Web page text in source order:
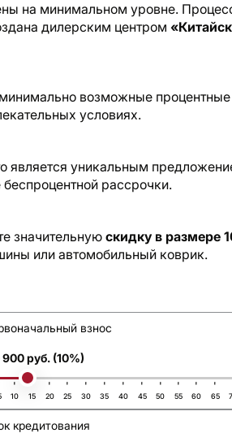
на минимальном уровне.
дилерским центром
возможные
условиях.
является уникальным
рассрочки.
значительную скидку в размере
или автомобильный коврик.
взнос
900 руб. (10%)
10 15 20 25 30 35 40 45 50 55 60 65
кредитования